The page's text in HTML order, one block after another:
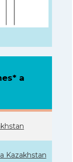
a
Kazakhstan